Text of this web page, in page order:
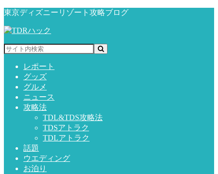
東京ディズニーリゾート攻略ブログ
レポート
グッズ
グルメ
ニュース
攻略法
TDL&TDS攻略法
TDSアトラク
TDLアトラク
話題
ウエディング
お泊り